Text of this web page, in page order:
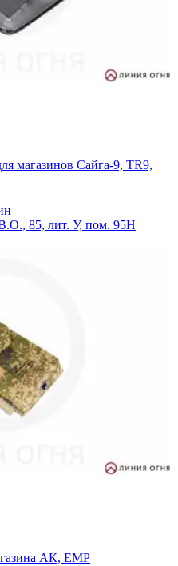
магазинов Сайга-9, TR9,
85, лит. У, пом. 95Н
АК, ЕМР